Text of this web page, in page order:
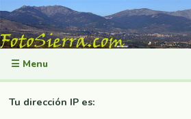
☰ Menu
Tu dirección IP es: